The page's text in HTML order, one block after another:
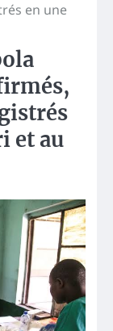
en une
et au